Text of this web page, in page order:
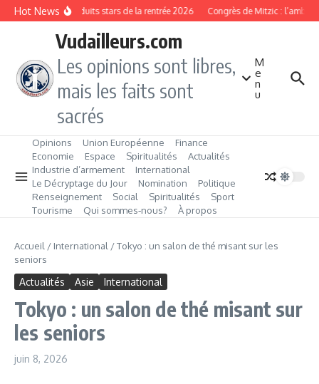
Aller au contenu
Hot NewsLes produits stars de la rentrée 2026 Congrès de Mitzic :
Vudailleurs.com
Les opinions sont libres,
mais les faits sont
sacrés
M
e
n
u
Opinions Union Européenne
Finance
Economie
Espace Spiritualités
Actualités
Industrie d’armement
International
Le Décryptage du Jour
Nomination
Politique
Renseignement
Social Spiritualités
Sport
Tourisme
Qui sommes‑nous? À propos
Accueil / International /Tokyo : un salon de thé misant sur les
seniors
Actualités Asie International
Tokyo : un salon de thé misant sur
les seniors
juin 8, 2026